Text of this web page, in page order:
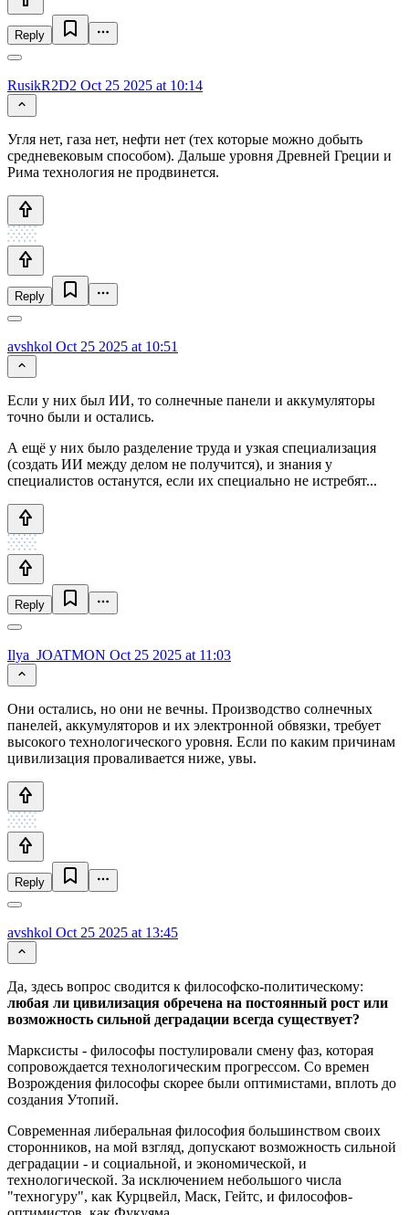
Reply
RusikR2D2 Oct 25 2025 at 10:14
Угля нет, газа нет, нефти нет (тех которые можно добыть
средневековым способом). Дальше уровня Древней Греции и
Рима технология не продвинется.
Reply
avshkol Oct 25 2025 at 10:51
Если у них был ИИ, то солнечные панели и аккумуляторы
точно были и остались.
А ещё у них было разделение труда и узкая специализация
(создать ИИ между делом не получится), и знания у
специалистов останутся, если их специально не истребят...
Reply
Ilya_JOATMON Oct 25 2025 at 11:03
Они остались, но они не вечны. Производство солнечных
панелей, аккумуляторов и их электронной обвязки, требует
высокого технологического уровня. Если по каким причинам
цивилизация проваливается ниже, увы.
Reply
avshkol Oct 25 2025 at 13:45
Да, здесь вопрос сводится к философско-политическому:
любая ли цивилизация обречена на постоянный рост или
возможность сильной деградации всегда существует?
Марксисты - философы постулировали смену фаз, которая
сопровождается технологическим прогрессом. Со времен
Возрождения философы скорее были оптимистами, вплоть до
создания Утопий.
Современная либеральная философия большинством своих
сторонников, на мой взгляд, допускают возможность сильной
деградации - и социальной, и экономической, и
технологической. За исключением небольшого числа
"техногуру", как Курцвейл, Маск, Гейтс, и философов-